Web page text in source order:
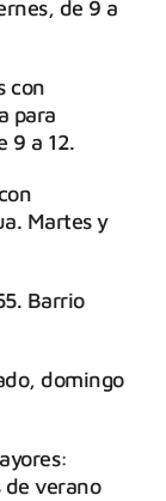
de 9 a
con
para
9 a 12.
Martes y
Barrio
domingo
verano